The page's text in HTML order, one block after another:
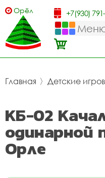
Орёл +7(930)
Главная 〉 Детские
КБ-02
одинарной
Орле